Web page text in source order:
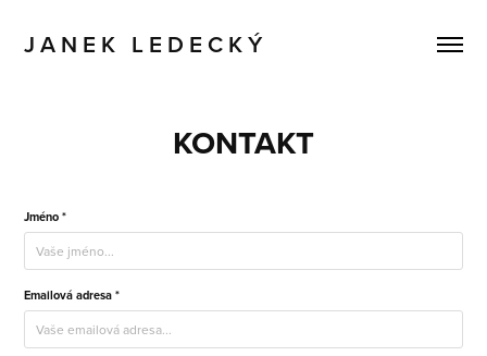
J A N E K   L E D E C K Ý
KONTAKT
Jméno *
Emailová adresa *